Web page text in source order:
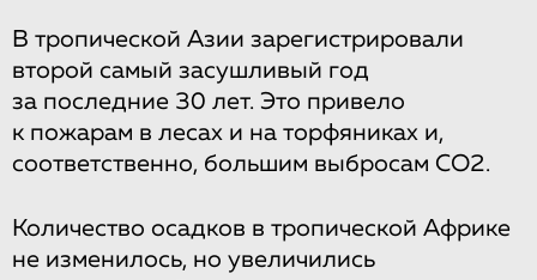
В тропической Азии зарегистрировали
второй самый засушливый год
за последние 30 лет. Это привело
к пожарам в лесах и на торфяниках и,
соответственно, большим выбросам СО2.
Количество осадков в тропической Африке
не изменилось, но увеличились